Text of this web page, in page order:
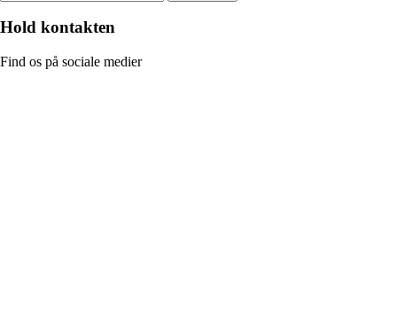
Hold kontakten
Find os på sociale medier